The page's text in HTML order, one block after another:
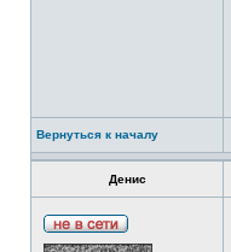
Вернуться к началу
Денис